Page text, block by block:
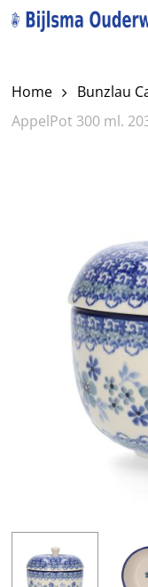
Skip
content
Home Bunzlau
AppelPot 300 ml.